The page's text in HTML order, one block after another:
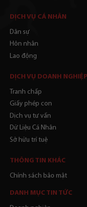
DỊCH VỤ CÁ NHÂN
Dân sự
Hôn nhân
Lao động
DỊCH VỤ DOANH NGHIỆP
Tranh chấp
Giấy phép con
Dịch vụ tư vấn
Dữ Liệu Cá Nhân
Sở hữu trí tuệ
THÔNG TIN KHÁC
Chính sách bảo mật
DANH MỤC TIN TỨC